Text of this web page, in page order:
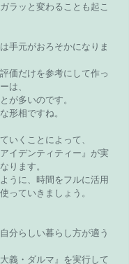
ラッと変わることも起こ
手元がおろそかになりま
価だけを参考にして作っ
は、
が多いのです。
形相ですね。
いくことによって、
イデンティティー』が実
ります。
うに、時間をフルに活用
っていきましょう。
分らしい暮らし方が適う
義・ダルマ』を実行して